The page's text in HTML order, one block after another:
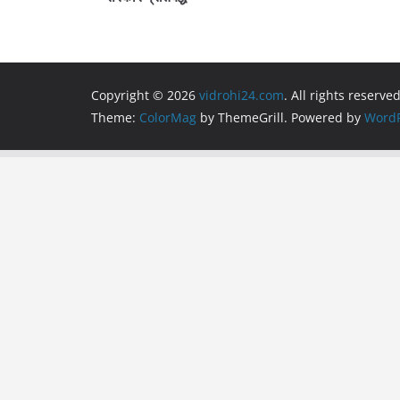
Copyright © 2026 vidrohi24.com. All rights
Theme: ColorMag by ThemeGrill. Powered by